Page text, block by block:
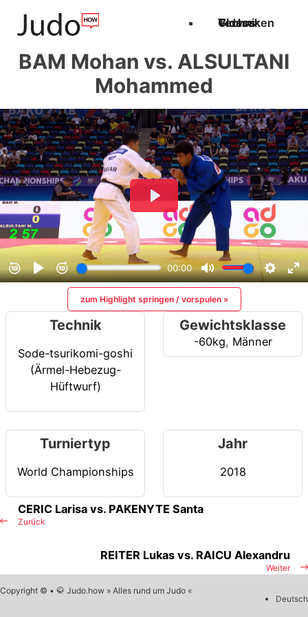
Techniken
Videos
Glossar
BAM Mohan vs. ALSULTANI
Mohammed
zum Highlight springen / vorspulen »
Technik
Sode-tsurikomi-goshi
(Ärmel-Hebezug-
Hüftwurf)
Gewichtsklasse
-60kg, Männer
Turniertyp
World Championships
Jahr
2018
Zurück
CERIC Larisa vs. PAKENYTE Santa
Weiter
REITER Lukas vs. RAICU Alexandru
Copyright © • 🥋 Judo.how » Alles rund um Judo «
Deutsch